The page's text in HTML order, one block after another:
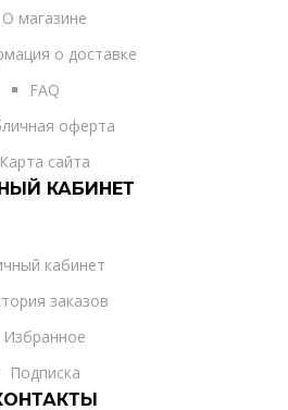
О магазине
о доставке
FAQ
оферта
Карта сайта
КАБИНЕТ
кабинет
заказов
Избранное
Подписка